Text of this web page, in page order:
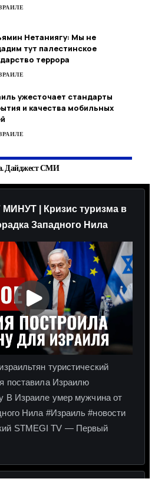
Нетаниягу: Мы не
тут палестинское
террора
ужесточает стандарты
и качества мобильных
Дайджест СМИ